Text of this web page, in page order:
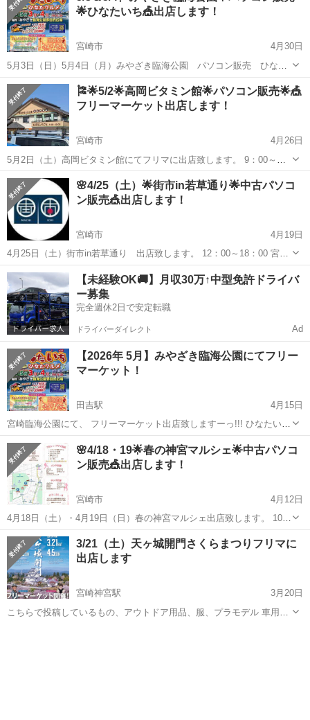
🌟ひなたいち🎪出店します！
宮崎市
4月30日
5月3日（日）5月4日（月）みやざき臨海公園 パソコン販売 ひなた
いち出店します！ 9：00～16：00 中古ノートパソコン出品します。１
０台 Office2021の入ったノートパソコン 14800円！より...
宮崎 宮崎市 フリーマーケット ひなた
🎏🌟5/2🌟高岡ビタミン館🌟パソコン販売🌟🎪
フリーマーケット出店します！
宮崎市
4月26日
5月2日（土）高岡ビタミン館にてフリマに出店致します。 9：00～
16：00 中古ノートパソコン出品します。１０台 WIN11＆Office2021の
入ったノートパソコン 23800円！よりそろえております...
宮崎 宮崎市 フリーマーケット フリマ
🌸4/25（土）🌟街市in若草通り🌟中古パソコ
ン販売🎪出店します！
宮崎市
4月19日
4月25日（土）街市in若草通り 出店致します。 12：00～18：00 宮崎
市 若草通り 中古ノートパソコン出品します。１０台 Office2021の入
ったノートパソコン 23800円！よりそろえて...
宮崎 宮崎市 フリーマーケット
【未経験OK🚚】月収30万↑中型免許ドライバ
ー募集
完全週休2日で安定転職
ドライバーダイレクト Ad
【2026年 5月】みやざき臨海公園にてフリー
マーケット！
田吉駅
4月15日
宮崎臨海公園にて、 フリーマーケット出店致しますーっ!!! ひなたいち
様主催のフリマでしか 出店していないので… 数年ぶりの出店でドキド
キですぅぅー！！///// すべて【新品・未開封・未使用】のものを 出品
させて頂きま...
宮崎 宮崎市 フリーマーケット 臨海
🌸4/18・19🌟春の神宮マルシェ🌟中古パソコ
ン販売🎪出店します！
宮崎市
4月12日
4月18日（土）・4月19日（日）春の神宮マルシェ出店致します。 10：
00～16：00 宮崎神宮境内 ふじ棚周辺 中古ノートパソコン出品しま
す。１０台 Office2021の入ったノートパソコン 2...
宮崎 宮崎市 フリーマーケット マルシェ
3/21（土）天ヶ城開門さくらまつりフリマに
出店します
宮崎神宮駅
3月20日
こちらで投稿しているもの、アウトドア用品、服、プラモデル 車用品